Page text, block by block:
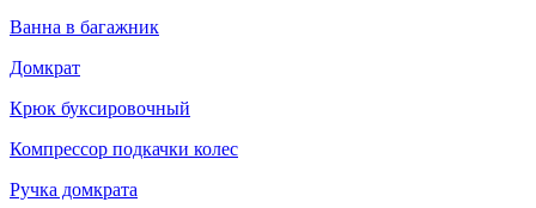
Ванна в багажник
Домкрат
Крюк буксировочный
Компрессор подкачки колес
Ручка домкрата